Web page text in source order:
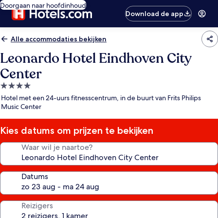
Doorgaan naar hoofdinhoud
Download de app
Alle accommodaties bekijken
Leonardo Hotel Eindhoven City
Center
4.0-
sterrenaccommodatie
Hotel met een 24-uurs fitnesscentrum, in de buurt van Frits Philips
Music Center
Kies datums om prijzen te bekijken
Waar wil je naartoe?
Datums
Reizigers